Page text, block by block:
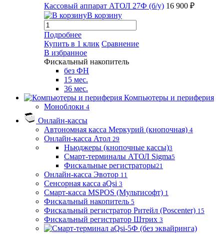
Кассовый аппарат АТОЛ 27Ф (б/у) 16 900 ₽
В корзину
Подробнее
Купить в 1 клик Сравнение
В избранное
Фискальный накопитель
без ФН
15 мес.
36 мес.
Компьютеры и периферия
Моноблоки 4
Онлайн-кассы
Автономная касса Меркурий (кнопочная) 4
Онлайн-касса Атол 29
Ньюджеры (кнопочные кассы)3
Смарт-терминалы АТОЛ Sigma5
Фискальные регистраторы21
Онлайн-касса Эвотор 11
Сенсорная касса aQsi 3
Смарт-касса MSPOS (Мультисофт) 1
Фискальный накопитель 5
Фискальный регистратор Ритейл (Poscenter) 15
Фискальный регистратор Штрих 3